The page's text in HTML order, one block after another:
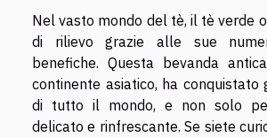
Nel vasto mondo del tè, il tè verde
di rilievo grazie alle sue
benefiche. Questa bevanda
continente asiatico, ha conquistato
di tutto il mondo, e non solo
delicato e rinfrescante. Se siete